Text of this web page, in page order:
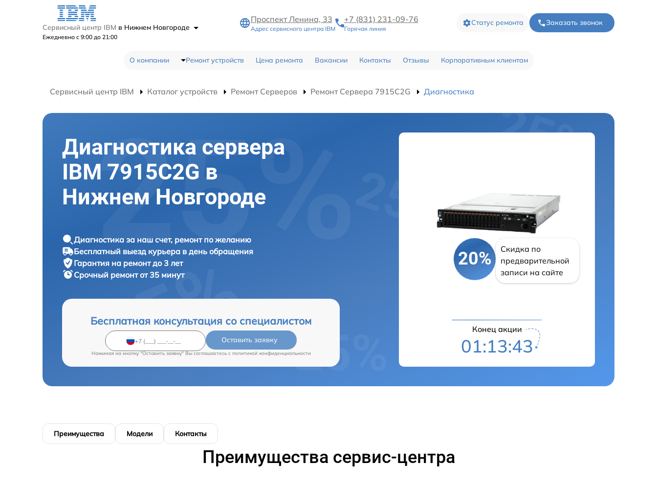
Сервисный центр IBM в Нижнем Новгороде
Ежедневно с 9:00 до 21:00
Проспект Ленина, 33
Адрес сервисного центра IBM
+7 (831) 231-09-76
Горячая линия
Статус ремонта Заказать звонок
О компании Ремонт устройств Цена ремонта Вакансии Контакты Отзывы Корпоративным клиентам
Сервисный центр IBM Каталог устройств Ремонт Серверов Ремонт Сервера 7915C2G Диагностика
Диагностика сервера
IBM 7915C2G в
Нижнем Новгороде
Диагностика за наш счет, ремонт по желанию
Бесплатный выезд курьера в день обращения
Гарантия на ремонт до 3 лет
Срочный ремонт от 35 минут
Бесплатная консультация со специалистом
Оставить заявку
Нажимая на кнопку "Оставить заявку" Вы соглашаетесь c политикой конфиденциальности
20%
Скидка по
предварительной
записи на сайте
Конец акции
01:13:42
Преимущества Модели Контакты
Преимущества сервис-центра